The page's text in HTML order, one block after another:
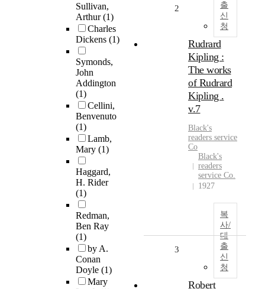
Sullivan,
Arthur(1)
Charles
Dickens (1)
Symonds,
John
Addington
(1)
Cellini,
Benvenuto
(1)
Lamb,
Mary (1)
Haggard,
H. Rider
(1)
Redman,
Ben Ray
(1)
by A.
Conan
Doyle (1)
Mary
출
신
청
2
Rudrard
Kipling :
The works
of Rudrard
Kipling .
v.7
Black's
readers service
Co
Black's
readers
service Co.
1927
복
사/
대
출
신
청
3
Robert